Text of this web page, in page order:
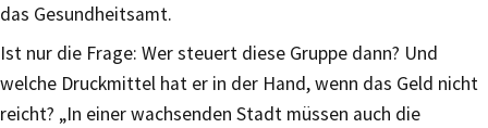
das Gesundheitsamt.
Ist nur die Frage: Wer steuert diese Gruppe dann? Und
welche Druckmittel hat er in der Hand, wenn das Geld nicht
reicht? „In einer wachsenden Stadt müssen auch die